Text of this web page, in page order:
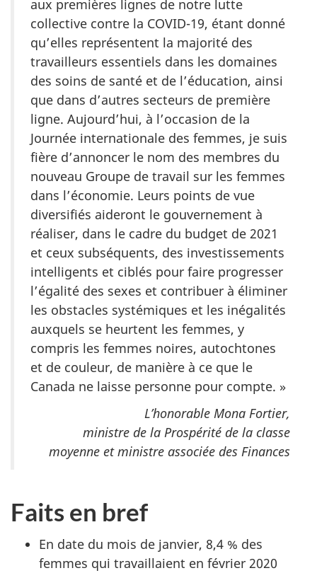
aux premières lignes de notre lutte
collective contre la COVID-19, étant donné
qu’elles représentent la majorité des
travailleurs essentiels dans les domaines
des soins de santé et de l’éducation, ainsi
que dans d’autres secteurs de première
ligne. Aujourd’hui, à l’occasion de la
Journée internationale des femmes, je suis
fière d’annoncer le nom des membres du
nouveau Groupe de travail sur les femmes
dans l’économie. Leurs points de vue
diversifiés aideront le gouvernement à
réaliser, dans le cadre du budget de 2021
et ceux subséquents, des investissements
intelligents et ciblés pour faire progresser
l’égalité des sexes et contribuer à éliminer
les obstacles systémiques et les inégalités
auxquels se heurtent les femmes, y
compris les femmes noires, autochtones
et de couleur, de manière à ce que le
Canada ne laisse personne pour compte. »
L’honorable Mona Fortier,
ministre de la Prospérité de la classe
moyenne et ministre associée des Finances
Faits en bref
En date du mois de janvier, 8,4 % des
femmes qui travaillaient en février 2020